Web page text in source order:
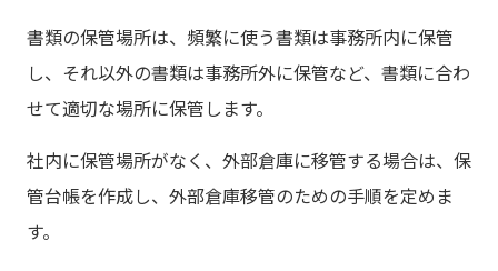
書類の保管場所は、頻繁に使う書類は事務所内に保管
し、それ以外の書類は事務所外に保管など、書類に合わ
せて適切な場所に保管します。
社内に保管場所がなく、外部倉庫に移管する場合は、保
管台帳を作成し、外部倉庫移管のための手順を定めま
す。